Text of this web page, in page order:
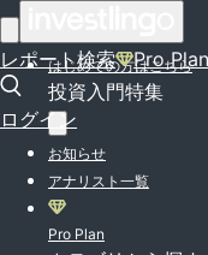
レポート検索 Pro Plan
ログイン
はじめての方はこちら
投資入門特集
お知らせ
アナリスト一覧
Pro Plan